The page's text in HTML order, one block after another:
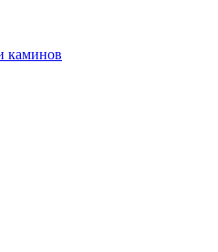
каминов